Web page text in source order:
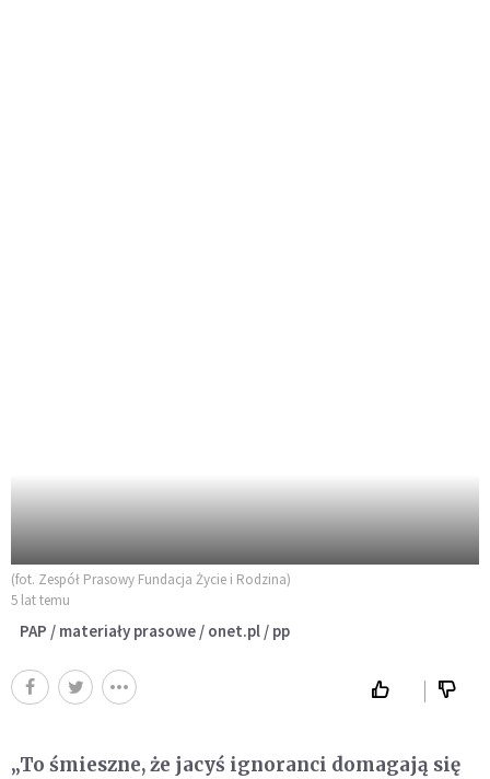
(fot. Zespół Prasowy Fundacja Życie i Rodzina)
5 lat temu
PAP / materiały prasowe / onet.pl / pp
„To śmieszne, że jacyś ignoranci domagają się